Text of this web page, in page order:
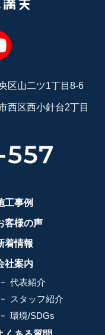
区山二ツ1丁目8-6
西区西小針台2丁目
工事例
客様の声
着情報
社案内
代表紹介
スタッフ紹介
環境/SDGs